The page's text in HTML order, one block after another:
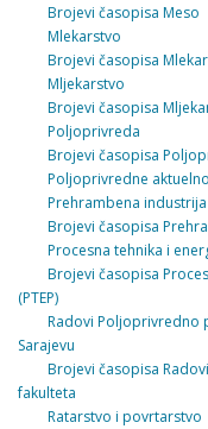
Brojevi časopisa Meso
Mlekarstvo
Brojevi časopisa
Mljekarstvo
Brojevi časopisa
Poljoprivreda
Brojevi časopisa
Poljoprivredne
Prehrambena industrija
Brojevi časopisa
Procesna tehnika i
Brojevi časopisa
(PTEP)
Radovi Poljoprivredno
Sarajevu
Brojevi časopisa
fakulteta
Ratarstvo i povrtarstvo